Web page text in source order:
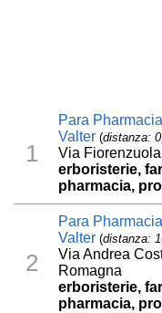
1
Para
Valter (distanza:
Via
erboristerie,
pharmacia,
2
Para
Valter (distanza:
Via Andrea
Romagna
erboristerie,
pharmacia,